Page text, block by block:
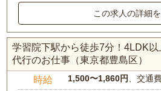
この求人の詳細
学習院下駅から徒歩7分！4LDK
代行のお仕事（東京都豊島区）
時給 1,500〜1,860円 、交通